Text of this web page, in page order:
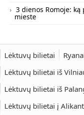
3 dienos Romoje:
mieste
Lėktuvų bilietai
Lėktuvų bilietai iš
Lėktuvų bilietai iš
Lėktuvų bilietai į